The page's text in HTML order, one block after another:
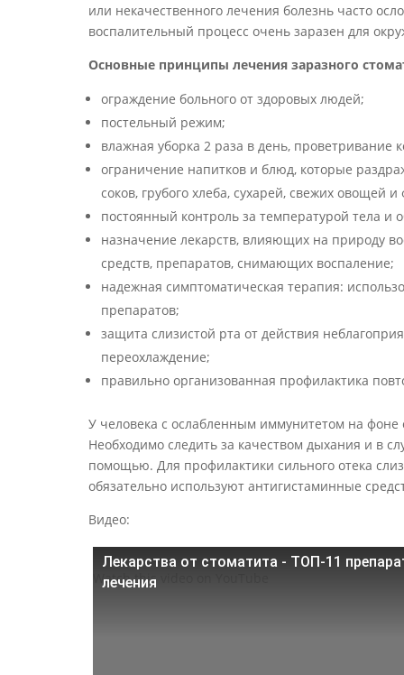
или некачественного лечения болезнь часто
воспалительный процесс очень заразен для
Основные принципы лечения заразного
ограждение больного от здоровых людей;
постельный режим;
влажная уборка 2 раза в день, проветривание
ограничение напитков и блюд, которые
соков, грубого хлеба, сухарей, свежих овощей и
постоянный контроль за температурой тела и
назначение лекарств, влияющих на природу
средств, препаратов, снимающих воспаление;
надежная симптоматическая терапия:
препаратов;
защита слизистой рта от действия
переохлаждение;
правильно организованная профилактика
У человека с ослабленным иммунитетом на фоне
Необходимо следить за качеством дыхания и в
помощью. Для профилактики сильного отека
обязательно используют антигистаминные
Видео:
Лекарства от стоматита - ТОП-11
лечения
Watch this video on YouTube